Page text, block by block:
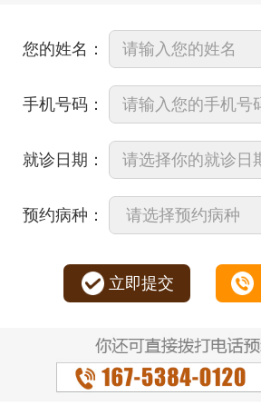
您的姓名：
手机号码：
就诊日期：
预约病种：
立即提交